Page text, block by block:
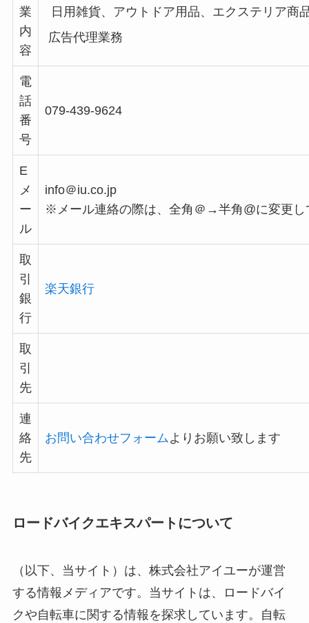
業
内
容
日用雑貨、アウトドア用品、エクステリア商
広告代理業務
電
話
番
号
079-439-9624
E
メ
ー
ル
info＠iu.co.jp
※メール連絡の際は、全角＠→半角@に変更し
取
引
銀
行
楽天銀行
取
引
先
連
絡
先
お問い合わせフォーム よりお願い致します
ロードバイクエキスパートについて
（以下、当サイト）は、株式会社アイユーが運営
する情報メディアです。当サイトは、ロードバイ
クや自転車に関する情報を探求しています。自転